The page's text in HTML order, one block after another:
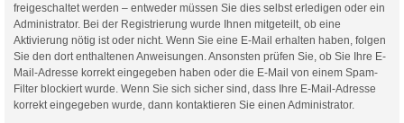
freigeschaltet werden – entweder müssen Sie dies selbst erledigen oder ein
Administrator. Bei der Registrierung wurde Ihnen mitgeteilt, ob eine
Aktivierung nötig ist oder nicht. Wenn Sie eine E-Mail erhalten haben, folgen
Sie den dort enthaltenen Anweisungen. Ansonsten prüfen Sie, ob Sie Ihre E-
Mail-Adresse korrekt eingegeben haben oder die E-Mail von einem Spam-
Filter blockiert wurde. Wenn Sie sich sicher sind, dass Ihre E-Mail-Adresse
korrekt eingegeben wurde, dann kontaktieren Sie einen Administrator.